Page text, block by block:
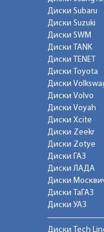
Диски Subaru
Диски Suzuki
Диски SWM
Диски TANK
Диски TENET
Диски Toyota
Диски
Диски Volvo
Диски Voyah
Диски Xcite
Диски Zeekr
Диски Zotye
Диски ГАЗ
Диски ЛАДА
Диски
Диски ТаГАЗ
Диски УАЗ
Диски Tech